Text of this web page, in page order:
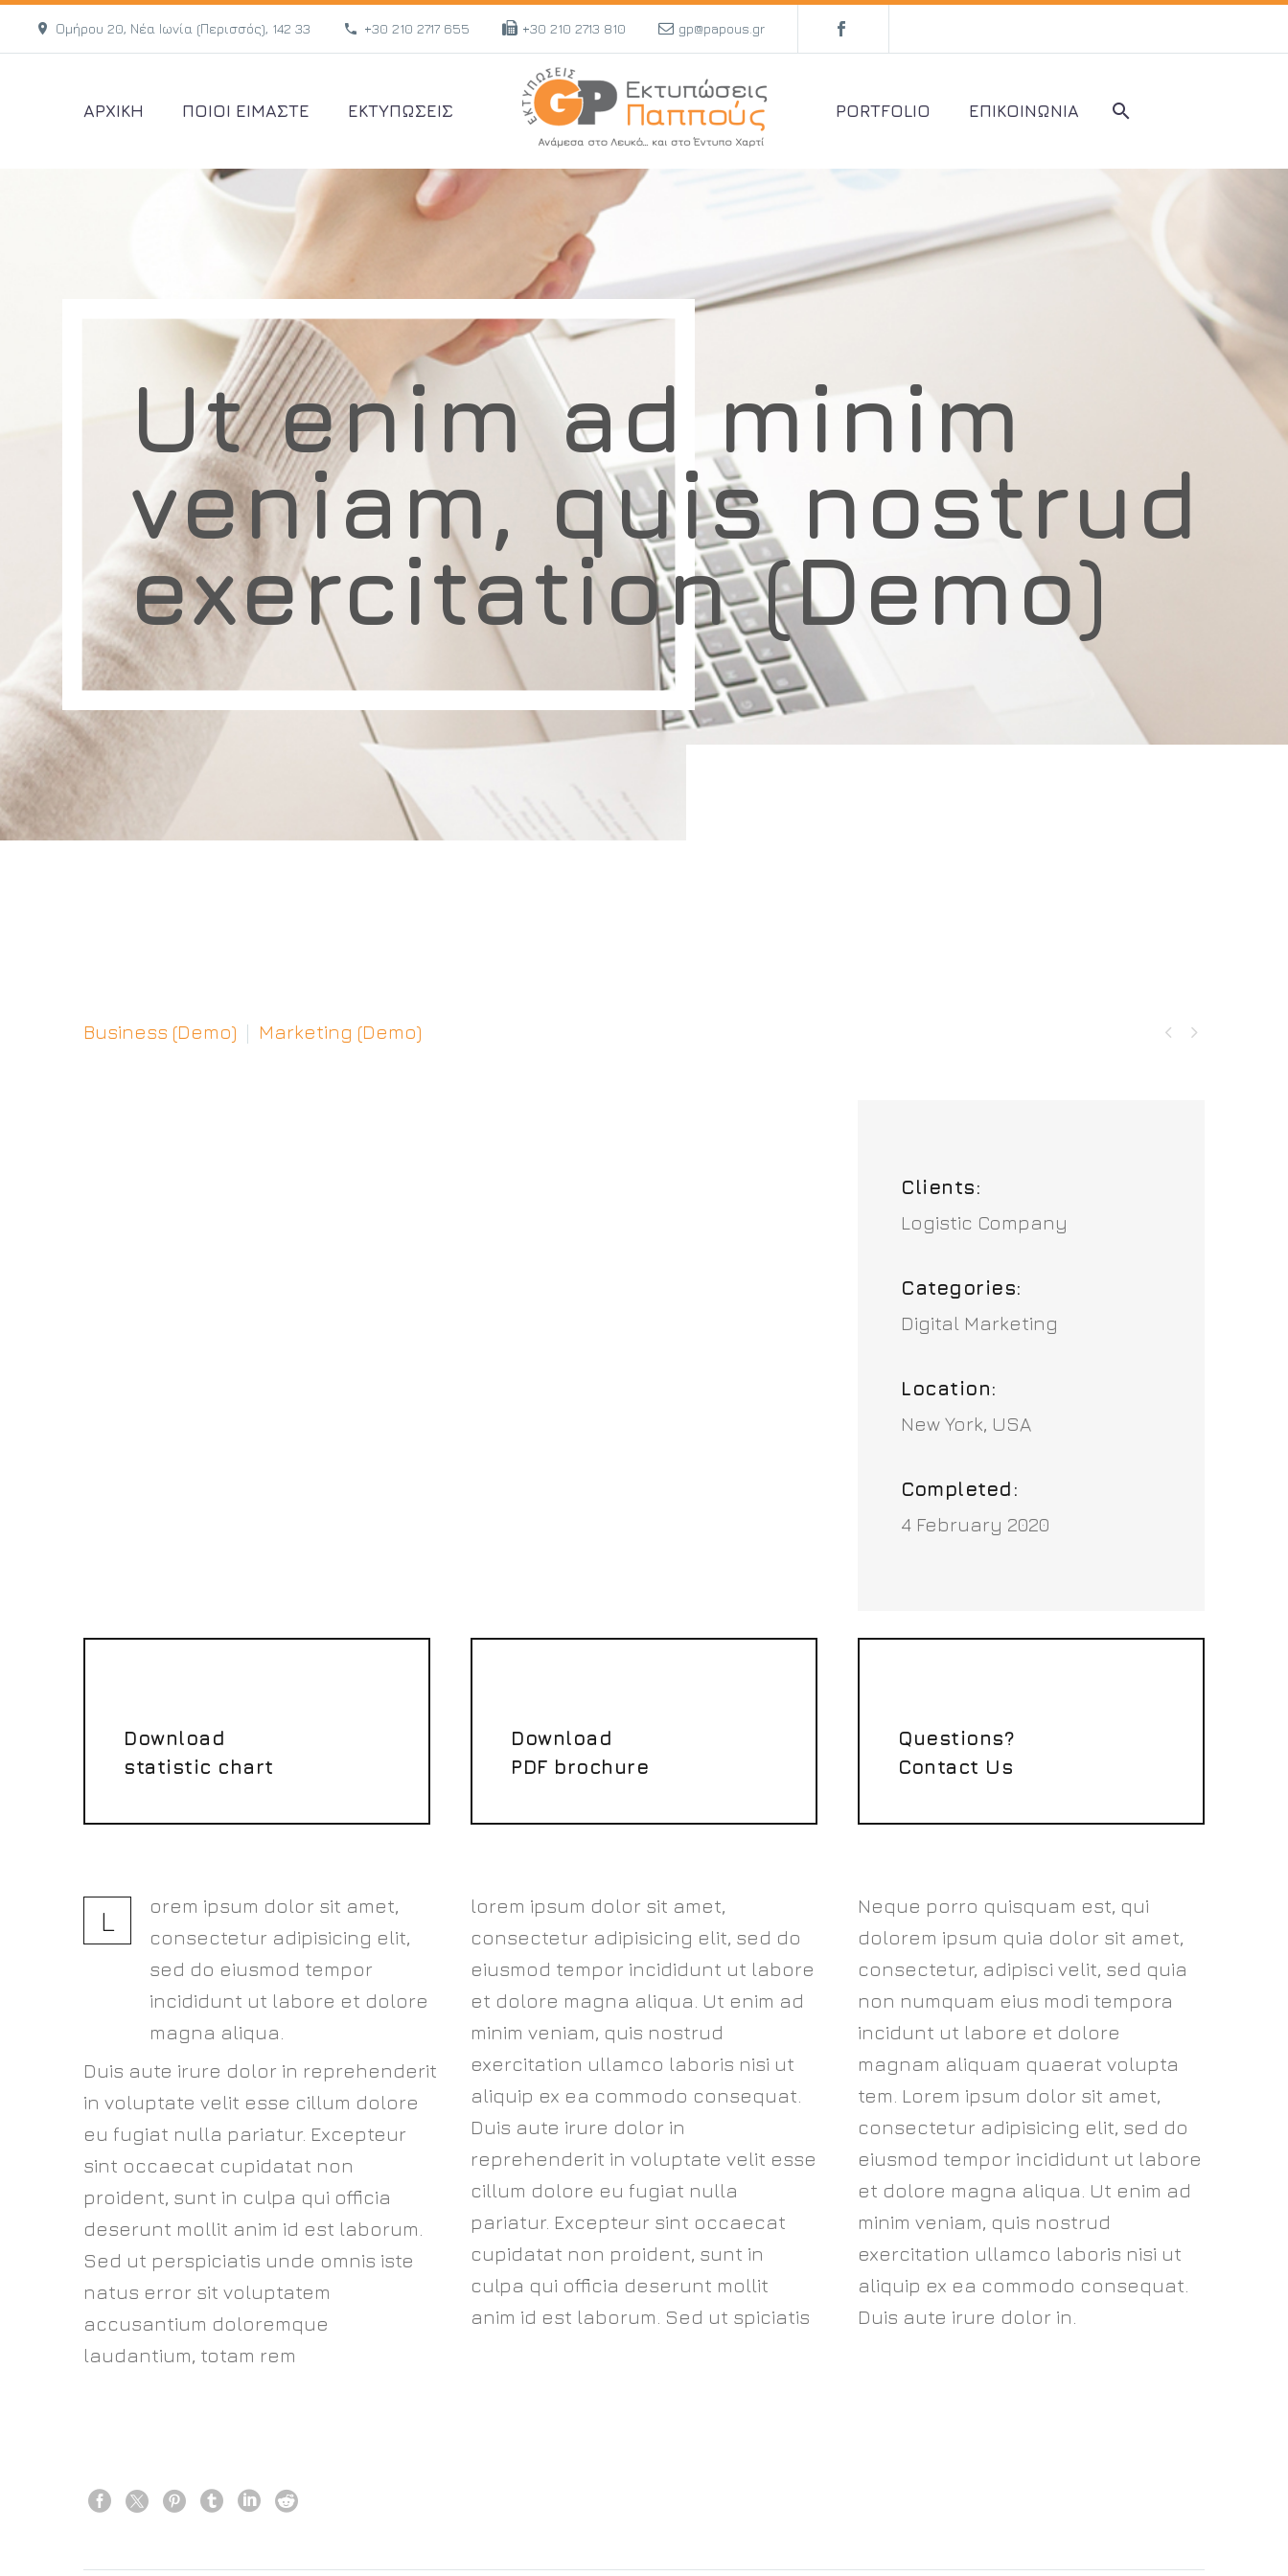
Ομήρου 20, Νέα Ιωνία (Περισσός), 142 33 +30 210 2717 655 +30 210 2713 810 gp@papous.gr
ΑΡΧΙΚΗ ΠΟΙΟΙ ΕΙΜΑΣΤΕ ΕΚΤΥΠΩΣΕΙΣ PORTFOLIO ΕΠΙΚΟΙΝΩΝΙΑ
Ut enim ad minim
veniam, quis nostrud
exercitation (Demo)
 
Business (Demo) Marketing (Demo)
Clients:
Logistic Company
Categories:
Digital Marketing
Location:
New York, USA
Completed:
4 February 2020
Download
statistic chart
Download
PDF brochure
Questions?
Contact Us
L
orem ipsum dolor sit amet,
consectetur adipisicing elit,
sed do eiusmod tempor
incididunt ut labore et dolore
magna aliqua.
Duis aute irure dolor in reprehenderit
in voluptate velit esse cillum dolore
eu fugiat nulla pariatur. Excepteur
sint occaecat cupidatat non
proident, sunt in culpa qui officia
deserunt mollit anim id est laborum.
Sed ut perspiciatis unde omnis iste
natus error sit voluptatem
accusantium doloremque
laudantium, totam rem
lorem ipsum dolor sit amet,
consectetur adipisicing elit, sed do
eiusmod tempor incididunt ut labore
et dolore magna aliqua. Ut enim ad
minim veniam, quis nostrud
exercitation ullamco laboris nisi ut
aliquip ex ea commodo consequat.
Duis aute irure dolor in
reprehenderit in voluptate velit esse
cillum dolore eu fugiat nulla
pariatur. Excepteur sint occaecat
cupidatat non proident, sunt in
culpa qui officia deserunt mollit
anim id est laborum. Sed ut spiciatis
Neque porro quisquam est, qui
dolorem ipsum quia dolor sit amet,
consectetur, adipisci velit, sed quia
non numquam eius modi tempora
incidunt ut labore et dolore
magnam aliquam quaerat volupta
tem. Lorem ipsum dolor sit amet,
consectetur adipisicing elit, sed do
eiusmod tempor incididunt ut labore
et dolore magna aliqua. Ut enim ad
minim veniam, quis nostrud
exercitation ullamco laboris nisi ut
aliquip ex ea commodo consequat.
Duis aute irure dolor in.